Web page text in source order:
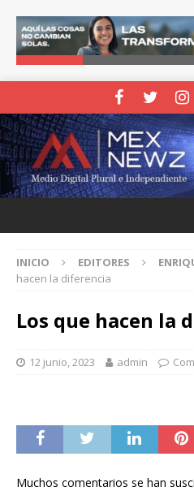
INICIO EDITORES
hacen la diferencia
Los que hacen la
12 junio, 2023 admin
Muchos comentarios se han